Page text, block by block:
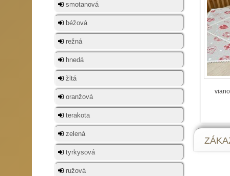
smotanová
béžová
režná
hnedá
žltá
oranžová
terakota
zelená
tyrkysová
ružová
vôňu
Na